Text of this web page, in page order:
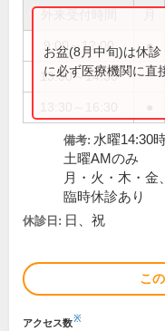
9:00～12:00 ●
13:30～14:30
お盆(8月中旬)は休
に必ず医療機関に直
備考: 水曜14:30
土曜AMのみ
月・火・木・金
臨時休診あり
休診日: 日、祝
こ
アクセス数※